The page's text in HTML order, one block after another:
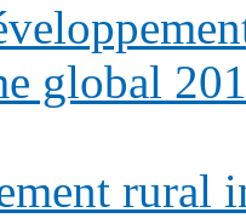
global
rural